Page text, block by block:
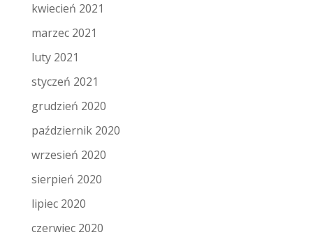
kwiecień 2021
marzec 2021
luty 2021
styczeń 2021
grudzień 2020
październik 2020
wrzesień 2020
sierpień 2020
lipiec 2020
czerwiec 2020